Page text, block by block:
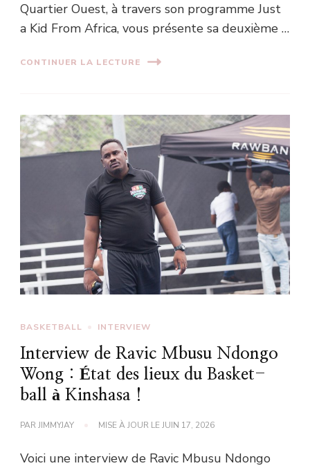
Quartier Ouest, à travers son programme Just
a Kid From Africa, vous présente sa deuxième …
CONTINUER LA LECTURE
BASKETBALL INTERVIEW
Interview de Ravic Mbusu Ndongo
Wong : État des lieux du Basket-
ball à Kinshasa !
PARJIMMYJAY MISE À JOUR LEJUIN 17, 2026
Voici une interview de Ravic Mbusu Ndongo